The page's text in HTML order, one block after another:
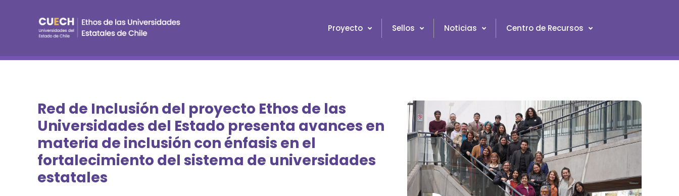
Proyecto Sellos Noticias Centro de Recursos
Red de Inclusión del proyecto Ethos de las
Universidades del Estado presenta avances en
materia de inclusión con énfasis en el
fortalecimiento del sistema de universidades
estatales